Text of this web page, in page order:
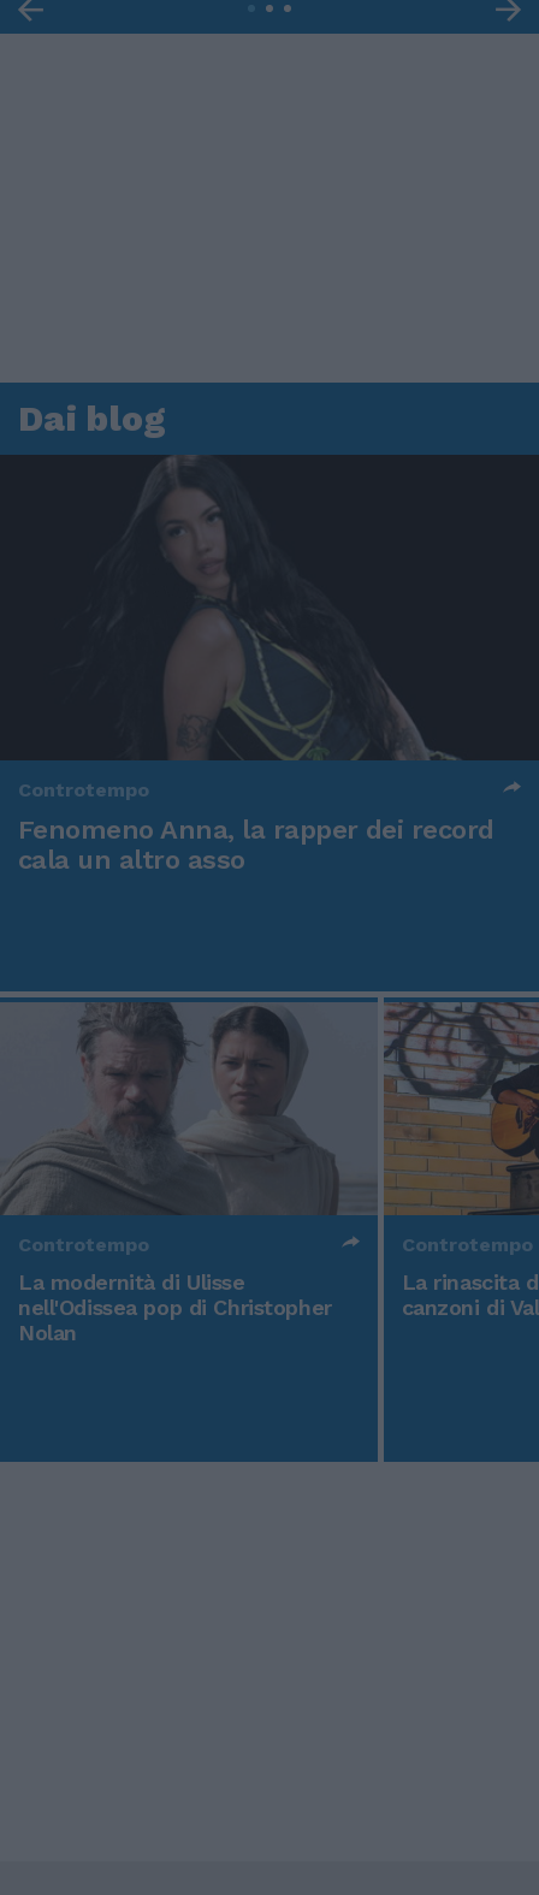
Dai blog
Controtempo
Fenomeno Anna, la rapper dei record
cala un altro asso
Controtempo
La modernità di Ulisse
nell'Odissea pop di Christopher
Nolan
Controtempo
La rinascita
canzoni di